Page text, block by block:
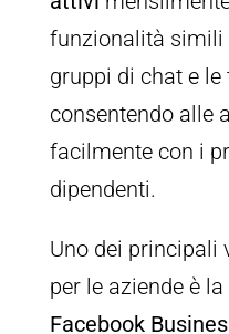
funzionalità simili
gruppi di chat e
consentendo alle
facilmente con i
dipendenti.
Uno dei principali
per le aziende è la
Facebook